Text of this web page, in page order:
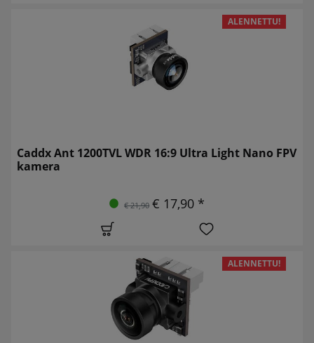
ALENNETTU!
Caddx Ant 1200TVL WDR 16:9 Ultra Light Nano FPV
kamera
€ 21,90 € 17,90 *
ALENNETTU!